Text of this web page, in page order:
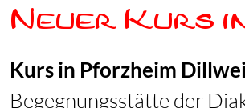
SPENDEN
KONTAKT
Neuer Kurs in
Kurs in Pforzheim
Begegnungsstätte der